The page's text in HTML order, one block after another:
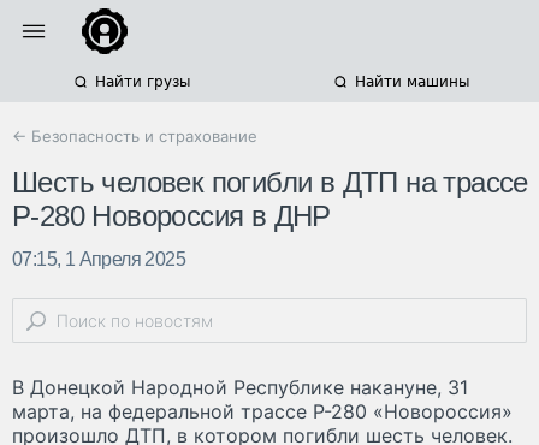
Найти грузы Найти машины
← Безопасность и страхование
Шесть человек погибли в ДТП на трассе
Р-280 Новороссия в ДНР
07:15, 1 Апреля 2025
В Донецкой Народной Республике накануне, 31
марта, на федеральной трассе Р-280 «Новороссия»
произошло ДТП, в котором погибли шесть человек.